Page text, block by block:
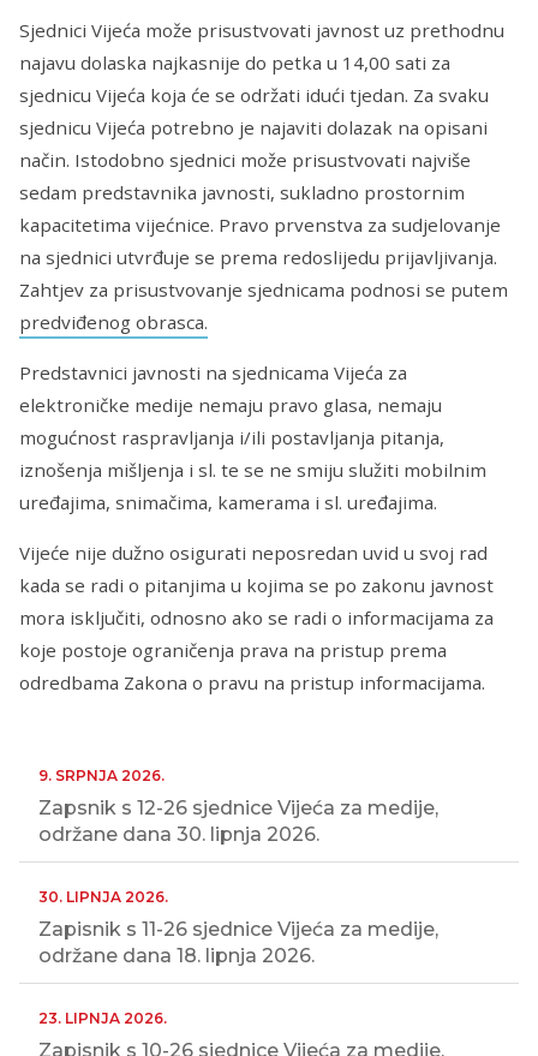
Sjednici Vijeća može prisustvovati javnost uz prethodnu
najavu dolaska najkasnije do petka u 14,00 sati za
sjednicu Vijeća koja će se održati idući tjedan. Za svaku
sjednicu Vijeća potrebno je najaviti dolazak na opisani
način. Istodobno sjednici može prisustvovati najviše
sedam predstavnika javnosti, sukladno prostornim
kapacitetima vijećnice. Pravo prvenstva za sudjelovanje
na sjednici utvrđuje se prema redoslijedu prijavljivanja.
Zahtjev za prisustvovanje sjednicama podnosi se putem
predviđenog obrasca.
Predstavnici javnosti na sjednicama Vijeća za
elektroničke medije nemaju pravo glasa, nemaju
mogućnost raspravljanja i/ili postavljanja pitanja,
iznošenja mišljenja i sl. te se ne smiju služiti mobilnim
uređajima, snimačima, kamerama i sl. uređajima.
Vijeće nije dužno osigurati neposredan uvid u svoj rad
kada se radi o pitanjima u kojima se po zakonu javnost
mora isključiti, odnosno ako se radi o informacijama za
koje postoje ograničenja prava na pristup prema
odredbama Zakona o pravu na pristup informacijama.
9. SRPNJA 2026.
Zapsnik s 12-26 sjednice Vijeća za medije,
održane dana 30. lipnja 2026.
30. LIPNJA 2026.
Zapisnik s 11-26 sjednice Vijeća za medije,
održane dana 18. lipnja 2026.
23. LIPNJA 2026.
Zapisnik s 10-26 sjednice Vijeća za medije,